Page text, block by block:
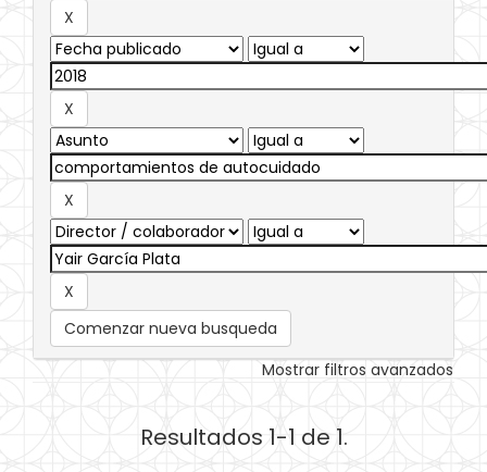
Comenzar nueva busqueda
Mostrar filtros avanzados
Resultados 1-1 de 1.